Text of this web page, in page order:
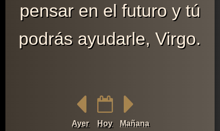
pensar en el futuro y tú
podrás ayudarle, Virgo.
Ayer Hoy Mañana